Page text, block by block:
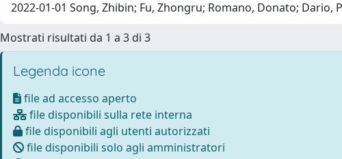
2022-01-01 Song, Zhibin; Fu, Zhongru; Romano, Donato; Dario,
Mostrati risultati da 1 a 3 di 3
Legenda icone
file ad accesso aperto
file disponibili sulla rete interna
file disponibili agli utenti autorizzati
file disponibili solo agli amministratori